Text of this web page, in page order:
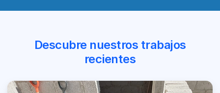
Descubre nuestros trabajos
recientes